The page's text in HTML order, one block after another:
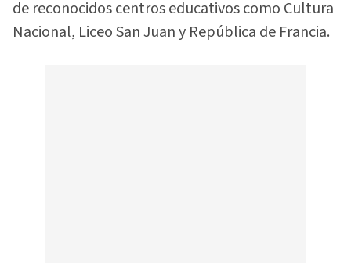
de reconocidos centros educativos como Cultura
Nacional, Liceo San Juan y República de Francia.